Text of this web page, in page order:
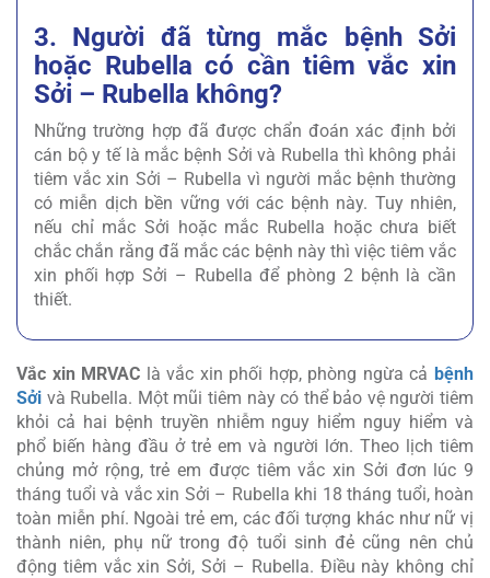
3. Người đã từng mắc bệnh Sởi
hoặc Rubella có cần tiêm vắc xin
Sởi – Rubella không?
Những trường hợp đã được chẩn đoán xác định bởi
cán bộ y tế là mắc bệnh Sởi và Rubella thì không phải
tiêm vắc xin Sởi – Rubella vì người mắc bệnh thường
có miễn dịch bền vững với các bệnh này. Tuy nhiên,
nếu chỉ mắc Sởi hoặc mắc Rubella hoặc chưa biết
chắc chắn rằng đã mắc các bệnh này thì việc tiêm vắc
xin phối hợp Sởi – Rubella để phòng 2 bệnh là cần
thiết.
Vắc xin MRVAC là vắc xin phối hợp, phòng ngừa cảbệnh
Sởi và Rubella. Một mũi tiêm này có thể bảo vệ người tiêm
khỏi cả hai bệnh truyền nhiễm nguy hiểm nguy hiểm và
phổ biến hàng đầu ở trẻ em và người lớn. Theo lịch tiêm
chủng mở rộng, trẻ em được tiêm vắc xin Sởi đơn lúc 9
tháng tuổi và vắc xin Sởi – Rubella khi 18 tháng tuổi, hoàn
toàn miễn phí. Ngoài trẻ em, các đối tượng khác như nữ vị
thành niên, phụ nữ trong độ tuổi sinh đẻ cũng nên chủ
động tiêm vắc xin Sởi, Sởi – Rubella. Điều này không chỉ